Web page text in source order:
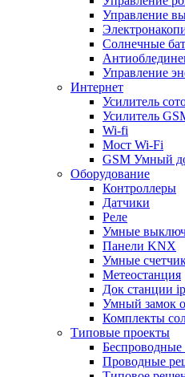
Управление
Солнечные
Управление
Интернет
Усилитель
Усилитель
Wi-fi
Мост Wi-Fi
GSM Умный
Оборудование
Контроллеры
Датчики
Реле
Умные
Панели KNX
Умные
Метеостанция
Док станции
Умный замок
Комплекты
Типовые проекты
Проводные